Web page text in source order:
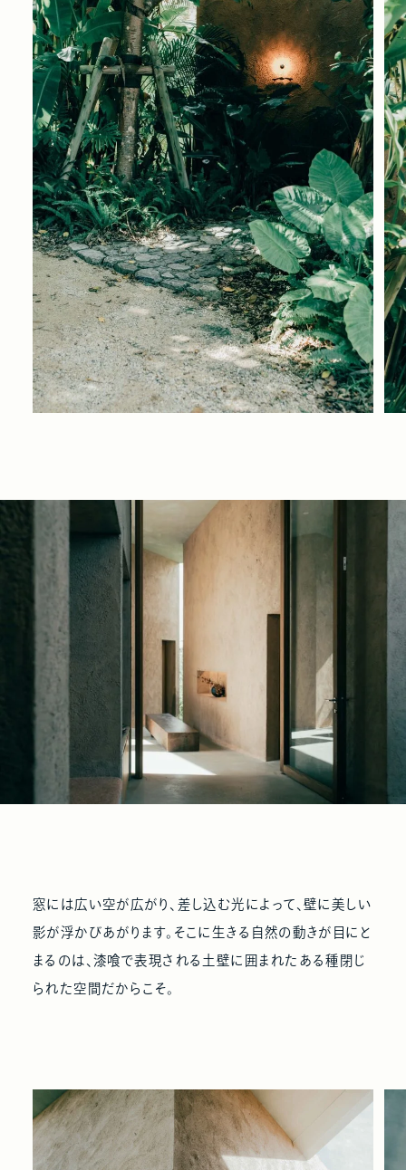
窓には広い空が広がり、差し込む光によって、壁に美しい
影が浮かびあがります。そこに生きる自然の動きが目にと
まるのは、漆喰で表現される土壁に囲まれたある種閉じ
られた空間だからこそ。